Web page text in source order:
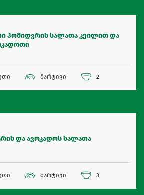
პომიდვრის სალათა კეილით და
მარტივი 2
და ავოკადოს სალათა
მარტივი 3